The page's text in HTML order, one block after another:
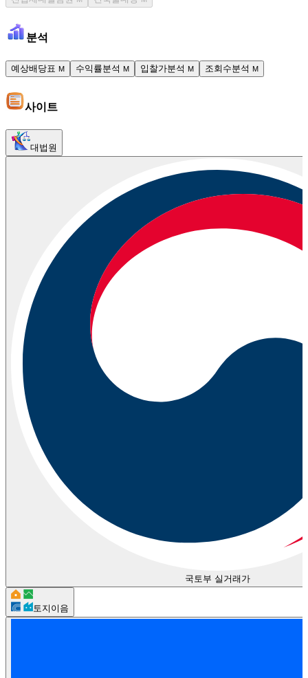
분석
예상배당표 M 수익률분석 M 입찰가분석 M 조회수분석 M
사이트
대법원
국토부 실거래가
토지이음